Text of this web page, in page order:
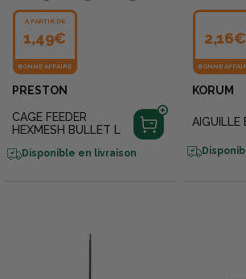
À PARTIR DE
1,49€
BONNE AFFAIRE
PRESTON
CAGE FEEDER
HEXMESH BULLET L
Disponible en livraison
2,16€
BONNE
KORUM
AIGUILLE